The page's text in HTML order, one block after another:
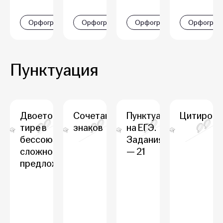
Орфография Орфография Орфография
Пунктуация
Двоеточие и
тире в
бессоюзном
сложном
предложении
Сочетание
знаков
Пунктуация
на ЕГЭ.
Задания 16
— 21